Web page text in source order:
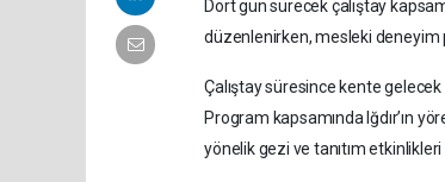
Dört gün sürecek çalıştay
düzenlenirken, mesleki deneyim
Çalıştay süresince kente gelecek
Program kapsamında Iğdır’ın
yönelik gezi ve tanıtım